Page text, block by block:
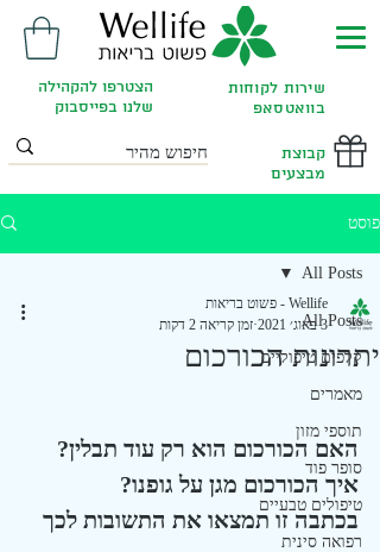
הצטרפו להקהילה
שלנו בפייסבוק
שירות לקוחות
בוואטסאפ
קבוצת
מבצעים
פוסט
All Posts
קלפים טיפוליים
מאמרים
תוספי מזון
סופר פוד
טיפולים טבעיים
רפואה סינית
All Posts
יתרונות הכורכום
Wellife - פשוט בריאות
3 באוג׳ 2021
זמן קריאה 2 דקות
האם הכורכום הוא רק עוד תבלין?
איך הכורכום מגן על גופנו?
בכתבה זו תמצאו את התשובות לכך